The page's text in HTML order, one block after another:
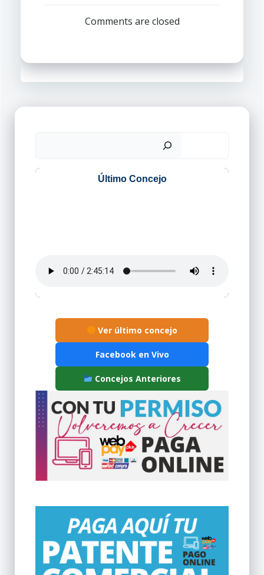
Comments are closed
Ver último concejo
Facebook en Vivo
Concejos Anteriores